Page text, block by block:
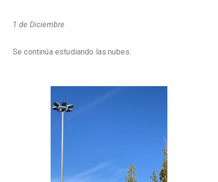
1 de Diciembre
Se continúa estudiando las nubes: